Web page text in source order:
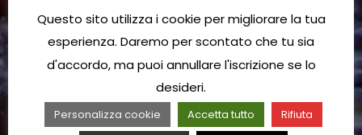
Questo sito utilizza i cookie per migliorare la tua
esperienza. Daremo per scontato che tu sia
d'accordo, ma puoi annullare l'iscrizione se lo
desideri.
Personalizza cookie Accetta tutto
Rifiuta